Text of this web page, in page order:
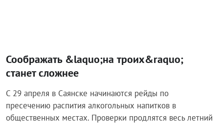
Соображать &laquo;на троих&raquo;
станет сложнее
С 29 апреля в Саянске начинаются рейды по
пресечению распития алкогольных напитков в
общественных местах. Проверки продлятся весь летний